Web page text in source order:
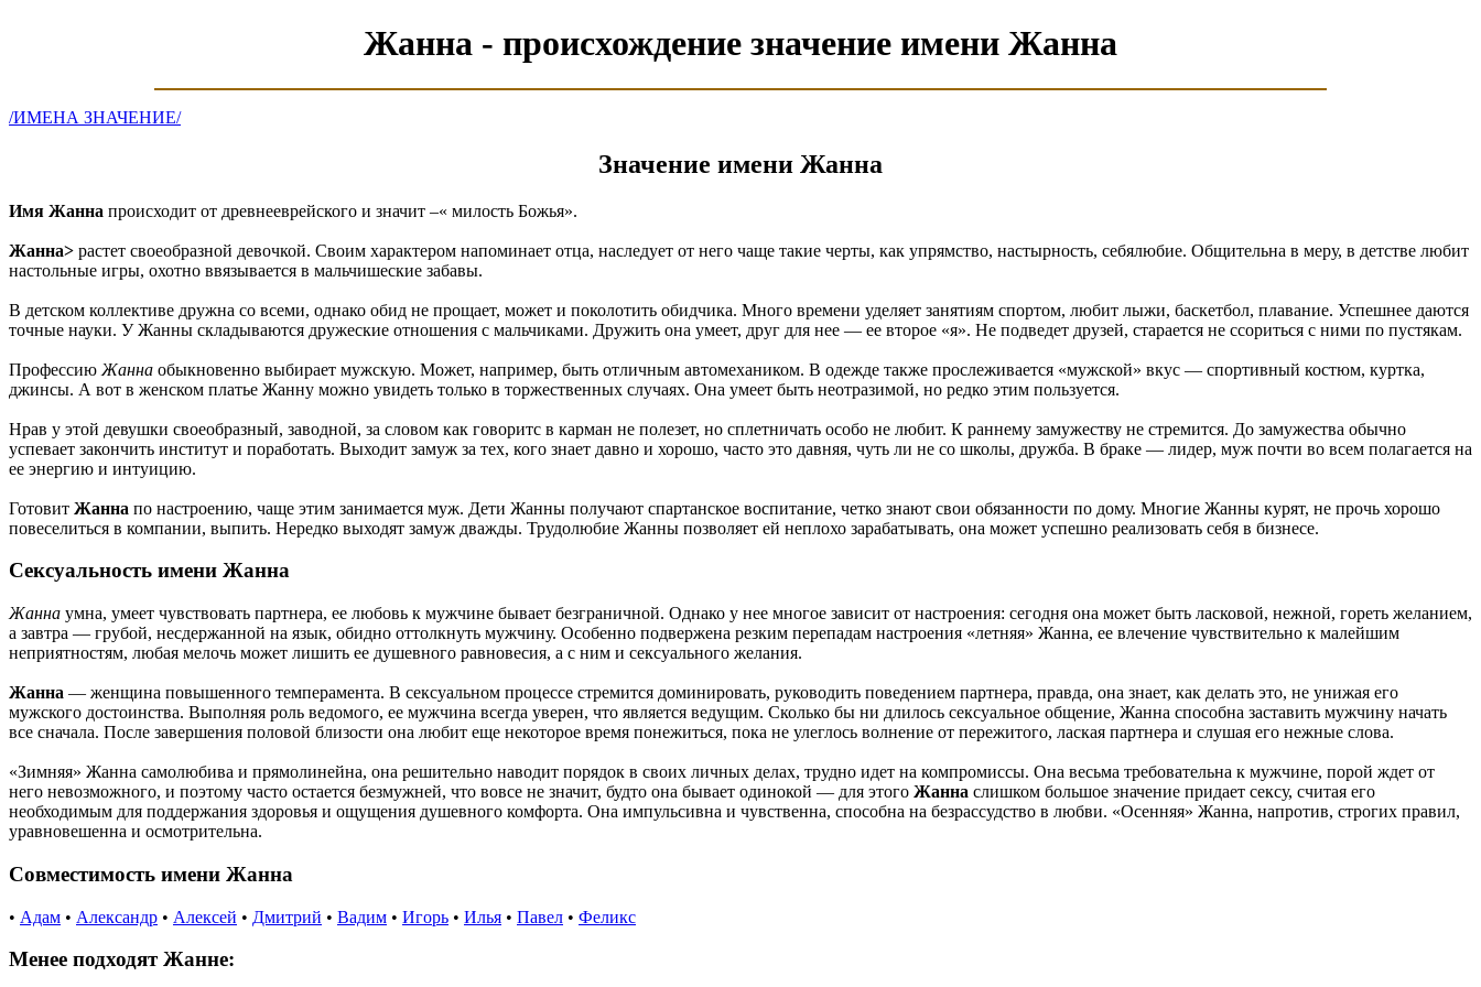
Жанна - происхождение значение имени Жанна
/ИМЕНА ЗНАЧЕНИЕ/
Значение имени Жанна
Имя Жанна происходит от древнееврейского и значит –« милость Божья».
Жанна> растет своеобразной девочкой. Своим характером напоминает отца, наследует от него чаще такие черты, как упрямство, настырность, себялюбие. Общительна в меру, в детстве любит
настольные игры, охотно ввязывается в мальчишеские забавы.
В детском коллективе дружна со всеми, однако обид не прощает, может и поколотить обидчика. Много времени уделяет занятиям спортом, любит лыжи, баскетбол, плавание. Успешнее даются
точные науки. У Жанны складываются дружеские отношения с мальчиками. Дружить она умеет, друг для нее — ее второе «я». Не подведет друзей, старается не ссориться с ними по пустякам.
Профессию Жанна обыкновенно выбирает мужскую. Может, например, быть отличным автомехаником. В одежде также прослеживается «мужской» вкус — спортивный костюм, куртка,
джинсы. А вот в женском платье Жанну можно увидеть только в торжественных случаях. Она умеет быть неотразимой, но редко этим пользуется.
Нрав у этой девушки своеобразный, заводной, за словом как говоритс в карман не полезет, но сплетничать особо не любит. К раннему замужеству не стремится. До замужества обычно
успевает закончить институт и поработать. Выходит замуж за тех, кого знает давно и хорошо, часто это давняя, чуть ли не со школы, дружба. В браке — лидер, муж почти во всем полагается на
ее энергию и интуицию.
Готовит Жанна по настроению, чаще этим занимается муж. Дети Жанны получают спартанское воспитание, четко знают свои обязанности по дому. Многие Жанны курят, не прочь хорошо
повеселиться в компании, выпить. Нередко выходят замуж дважды. Трудолюбие Жанны позволяет ей неплохо зарабатывать, она может успешно реализовать себя в бизнесе.
Сексуальность имени Жанна
Жанна умна, умеет чувствовать партнера, ее любовь к мужчине бывает безграничной. Однако у нее многое зависит от настроения: сегодня она может быть ласковой, нежной, гореть желанием,
а завтра — грубой, несдержанной на язык, обидно оттолкнуть мужчину. Особенно подвержена резким перепадам настроения «летняя» Жанна, ее влечение чувствительно к малейшим
неприятностям, любая мелочь может лишить ее душевного равновесия, а с ним и сексуального желания.
Жанна — женщина повышенного темперамента. В сексуальном процессе стремится доминировать, руководить поведением партнера, правда, она знает, как делать это, не унижая его
мужского достоинства. Выполняя роль ведомого, ее мужчина всегда уверен, что является ведущим. Сколько бы ни длилось сексуальное общение, Жанна способна заставить мужчину начать
все сначала. После завершения половой близости она любит еще некоторое время понежиться, пока не улеглось волнение от пережитого, лаская партнера и слушая его нежные слова.
«Зимняя» Жанна самолюбива и прямолинейна, она решительно наводит порядок в своих личных делах, трудно идет на компромиссы. Она весьма требовательна к мужчине, порой ждет от
него невозможного, и поэтому часто остается безмужней, что вовсе не значит, будто она бывает одинокой — для этого Жанна слишком большое значение придает сексу, считая его
необходимым для поддержания здоровья и ощущения душевного комфорта. Она импульсивна и чувственна, способна на безрассудство в любви. «Осенняя» Жанна, напротив, строгих правил,
уравновешенна и осмотрительна.
Совместимость имени Жанна
• Адам • Александр • Алексей • Дмитрий • Вадим • Игорь • Илья • Павел • Феликс
Менее подходят Жаннe: